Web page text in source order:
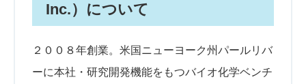
Inc.）について
２００８年創業。米国ニューヨーク州パールリバ
ーに本社・研究開発機能をもつバイオ化学ベンチ